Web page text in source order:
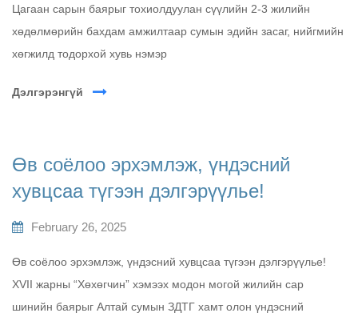
Цагаан сарын баярыг тохиолдуулан сүүлийн 2-3 жилийн
хөдөлмөрийн бахдам амжилтаар сумын эдийн засаг, нийгмийн
хөгжилд тодорхой хувь нэмэр
Дэлгэрэнгүй
Өв соёлоо эрхэмлэж, үндэсний
хувцсаа түгээн дэлгэрүүлье!
February 26, 2025
Өв соёлоо эрхэмлэж, үндэсний хувцсаа түгээн дэлгэрүүлье!
XVII жарны “Хөхөгчин” хэмээх модон могой жилийн сар
шинийн баярыг Алтай сумын ЗДТГ хамт олон үндэсний